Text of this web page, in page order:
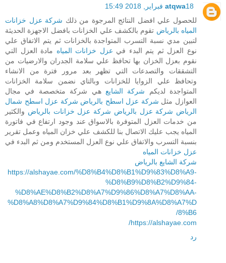
atqwa18 فبراير, 2018 15:49
للحصول علي افضل النتائج المرجوة من ذلك شركة عزل خزانات
المياه بالرياض تقوم بالكشف علي الخزانات بافضل الاجهزة الحديثة
لتبين مدي نسبة التسرب المتواجدة بالخزانات ثم يتم الاتفاق علي
نوع العزل ثم يتم البدء في عزل خزانات المياه مادة العزل التي
نقوم بعزل الخزان بها تحافظ علي سلامة الجدران والارضيات من
التشققات والتصدعات التي تظهر بعد مرور فترة من الانشاء
وتحافظ علي الزوايا للخزانات وبالتاي نضمن سلامة الخزانات
المتواجدة لديكم شركة الشايع هي شركة متخصصة في مجال
العوازل مثل شركة عزل اسطح بالرياض شركة عزل اسطح شمال
الرياض شركة عزل بالرياض شركة عزل خزانات بالرياض والكثير
من خدمات العزل المتوفرة بالاسواق عند وجود ارتفاع في فاتورة
المياه يجب عليك الاتصال بنا للكشف علي خزان المياه وعمل تقرير
بنسبة التسرب والاتفاق علي نوع العزل المستخدم ومن ثم البدء في
عزل خزانات المياه
شركة الشايع بالرياض
https://alshayae.com/%D8%B4%D8%B1%D9%83%D8%A9-
%D8%B9%D8%B2%D9%84-
%D8%AE%D8%B2%D8%A7%D9%86%D8%A7%D8%AA-
%D8%A8%D8%A7%D9%84%D8%B1%D9%8A%D8%A7%D
8%B6/
https://alshayae.com/
رد